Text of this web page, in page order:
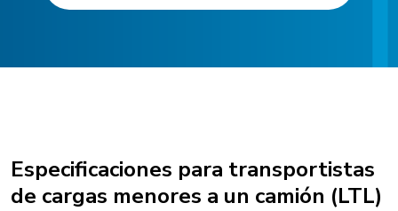
Especificaciones para transportistas
de cargas menores a un camión (LTL)